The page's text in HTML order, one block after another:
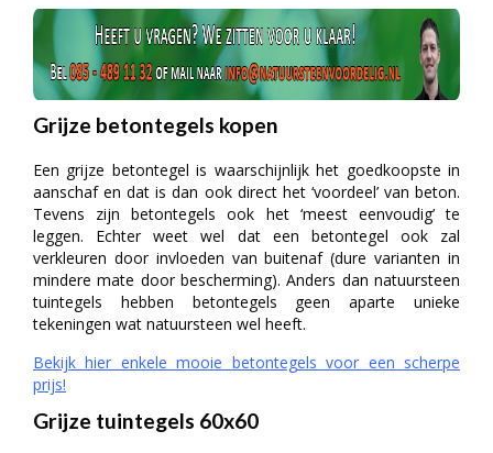
Grijze betontegels kopen
Een grijze betontegel is waarschijnlijk het goedkoopste in
aanschaf en dat is dan ook direct het ‘voordeel’ van beton.
Tevens zijn betontegels ook het ‘meest eenvoudig’ te
leggen. Echter weet wel dat een betontegel ook zal
verkleuren door invloeden van buitenaf (dure varianten in
mindere mate door bescherming). Anders dan natuursteen
tuintegels hebben betontegels geen aparte unieke
tekeningen wat natuursteen wel heeft.
Bekijk hier enkele mooie betontegels voor een scherpe
prijs!
Grijze tuintegels 60x60